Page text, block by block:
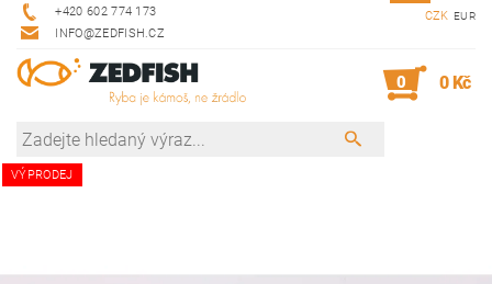
+420 602 774 173
INFO@ZEDFISH.CZ
CZK EUR
0 0 Kč
VÝPRODEJ